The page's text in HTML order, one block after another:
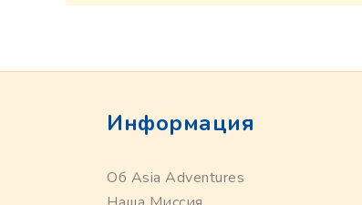
Информация
Об Asia Adventures